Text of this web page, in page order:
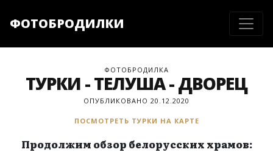
ФОТОБРОДИЛКИ
ФОТОБРОДИЛКА
ТУРКИ - ТЕЛУША - ДВОРЕЦ
ОПУБЛИКОВАНО 20.12.2020
ПОСМОТРЕТЬ ТУРКИ НА КАРТЕ
Продолжим обзор белорусских храмов: